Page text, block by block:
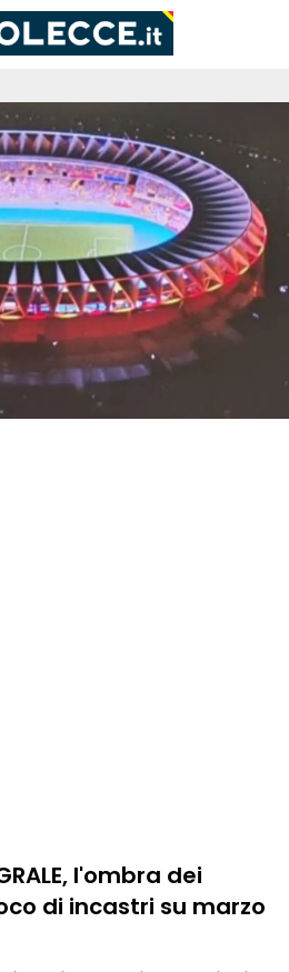
l'ombra dei
di incastri su marzo